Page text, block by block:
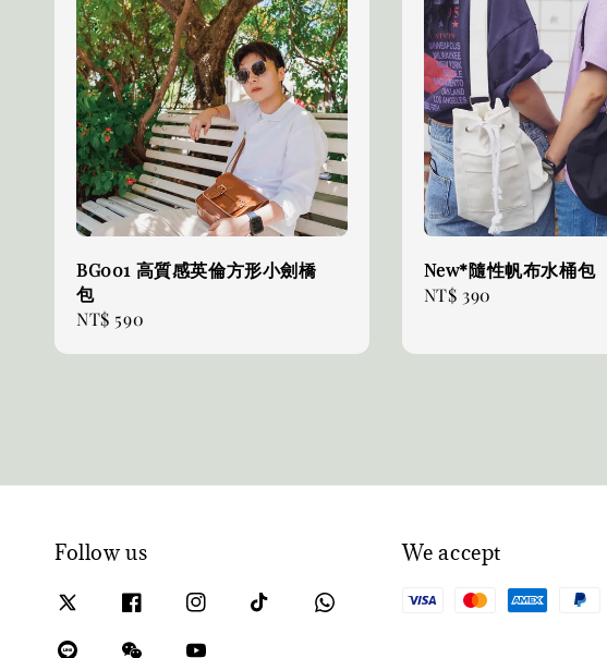
BG001 高質感英倫方形小劍橋
包
Regular
NT$ 590
New*隨性帆布水桶包
Regular
NT$ 390
Follow us We accept